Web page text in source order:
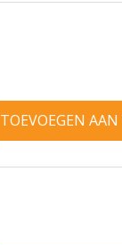
TOEVOEGEN